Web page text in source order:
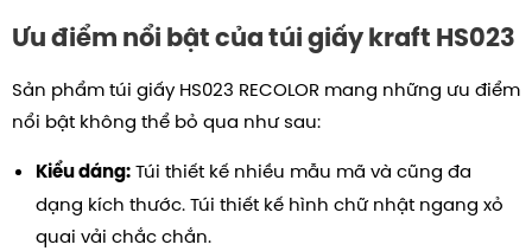
Ưu điểm nổi bật của túi giấy kraft HS023
Sản phẩm túi giấy HS023 RECOLOR mang những ưu điểm
nổi bật không thể bỏ qua như sau:
Kiểu dáng: Túi thiết kế nhiều mẫu mã và cũng đa
dạng kích thước. Túi thiết kế hình chữ nhật ngang xỏ
quai vải chắc chắn.